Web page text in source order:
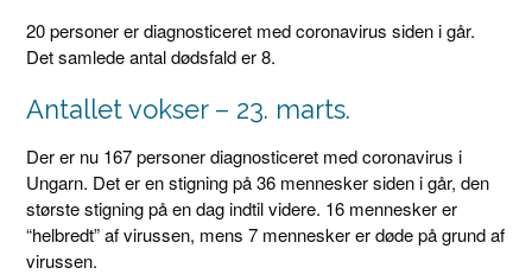
20 personer er diagnosticeret med coronavirus siden i går.
Det samlede antal dødsfald er 8.
Antallet vokser – 23. marts.
Der er nu 167 personer diagnosticeret med coronavirus i
Ungarn. Det er en stigning på 36 mennesker siden i går, den
største stigning på en dag indtil videre. 16 mennesker er
“helbredt” af virussen, mens 7 mennesker er døde på grund af
virussen.